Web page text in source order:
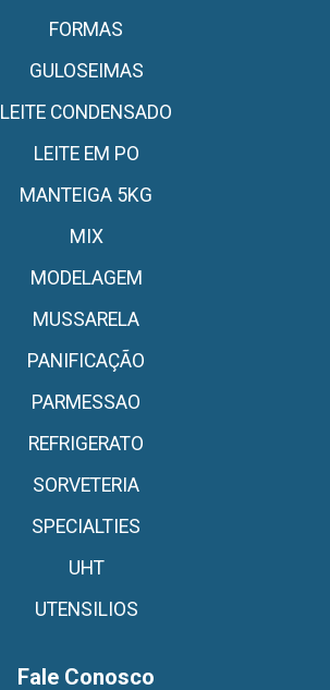
FORMAS
GULOSEIMAS
LEITE CONDENSADO
LEITE EM PO
MANTEIGA 5KG
MIX
MODELAGEM
MUSSARELA
PANIFICAÇÃO
PARMESSAO
REFRIGERATO
SORVETERIA
SPECIALTIES
UHT
UTENSILIOS
Fale Conosco